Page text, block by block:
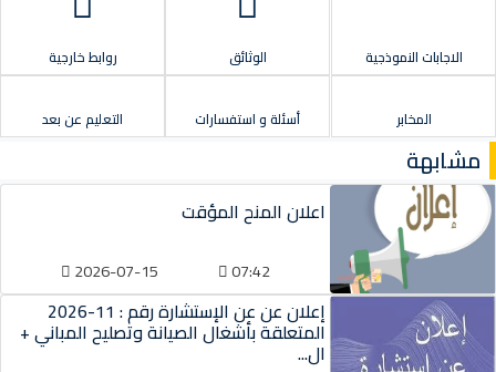
الاجابات النموذجية الوثائق روابط خارجية
المخابر أسئلة و استفسارات التعليم عن بعد
مشابهة
اعلان المنح المؤقت
07:42
2026-07-15
إعلان عن عن الإستشارة رقم : 11-2026
المتعلقة بأشغال الصيانة وتصليح المباني +
ال...